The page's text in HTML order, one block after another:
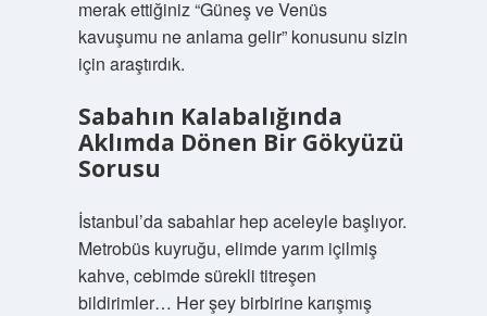
merak ettiğiniz “Güneş ve Venüs
kavuşumu ne anlama gelir” konusunu sizin
için araştırdık.
Sabahın Kalabalığında
Aklımda Dönen Bir Gökyüzü
Sorusu
İstanbul’da sabahlar hep aceleyle başlıyor.
Metrobüs kuyruğu, elimde yarım içilmiş
kahve, cebimde sürekli titreşen
bildirimler… Her şey birbirine karışmış